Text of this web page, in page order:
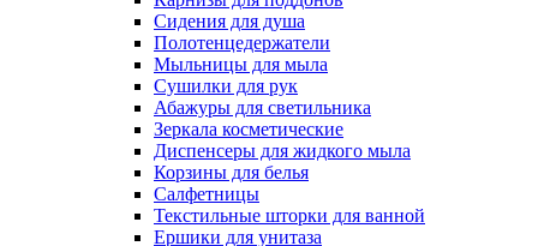
Сидения для душа
Полотенцедержатели
Мыльницы для мыла
Сушилки для рук
Абажуры для светильника
Зеркала косметические
Диспенсеры для жидкого мыла
Корзины для белья
Салфетницы
Текстильные шторки для ванной
Ершики для унитаза